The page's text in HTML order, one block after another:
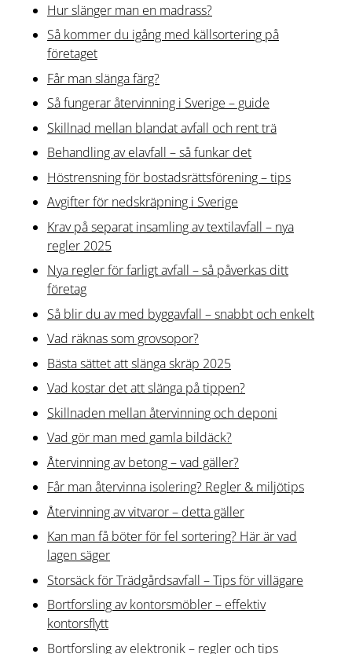
Hur slänger man en madrass?
Så kommer du igång med källsortering på
företaget
Får man slänga färg?
Så fungerar återvinning i Sverige – guide
Skillnad mellan blandat avfall och rent trä
Behandling av elavfall – så funkar det
Höstrensning för bostadsrättsförening – tips
Avgifter för nedskräpning i Sverige
Krav på separat insamling av textilavfall – nya
regler 2025
Nya regler för farligt avfall – så påverkas ditt
företag
Så blir du av med byggavfall – snabbt och enkelt
Vad räknas som grovsopor?
Bästa sättet att slänga skräp 2025
Vad kostar det att slänga på tippen?
Skillnaden mellan återvinning och deponi
Vad gör man med gamla bildäck?
Återvinning av betong – vad gäller?
Får man återvinna isolering? Regler & miljötips
Återvinning av vitvaror – detta gäller
Kan man få böter för fel sortering? Här är vad
lagen säger
Storsäck för Trädgårdsavfall – Tips för villägare
Bortforsling av kontorsmöbler – effektiv
kontorsflytt
Bortforsling av elektronik – regler och tips